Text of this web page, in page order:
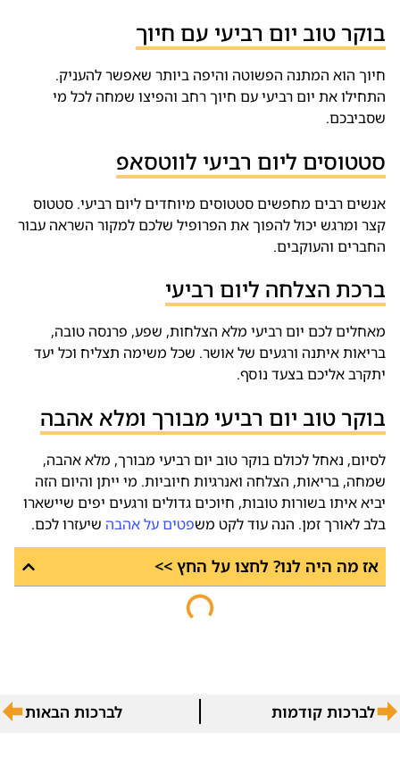
בוקר טוב יום רביעי עם חיוך
חיוך הוא המתנה הפשוטה והיפה ביותר שאפשר להעניק.
התחילו את יום רביעי עם חיוך רחב והפיצו שמחה לכל מי
שסביבכם.
סטטוסים ליום רביעי לווטסאפ
אנשים רבים מחפשים סטטוסים מיוחדים ליום רביעי. סטטוס
קצר ומרגש יכול להפוך את הפרופיל שלכם למקור השראה עבור
החברים והעוקבים.
ברכת הצלחה ליום רביעי
מאחלים לכם יום רביעי מלא הצלחות, שפע, פרנסה טובה,
בריאות איתנה ורגעים של אושר. שכל משימה תצליח וכל יעד
יתקרב אליכם בצעד נוסף.
בוקר טוב יום רביעי מבורך ומלא אהבה
לסיום, נאחל לכולם בוקר טוב יום רביעי מבורך, מלא אהבה,
שמחה, בריאות, הצלחה ואנרגיות חיוביות. מי ייתן והיום הזה
יביא איתו בשורות טובות, חיוכים גדולים ורגעים יפים שיישארו
בלב לאורך זמן. הנה עוד לקט משפטים על אהבה שיעזרו לכם.
אז מה היה לנו? לחצו על החץ >>
לברכות קודמות לברכות הבאות